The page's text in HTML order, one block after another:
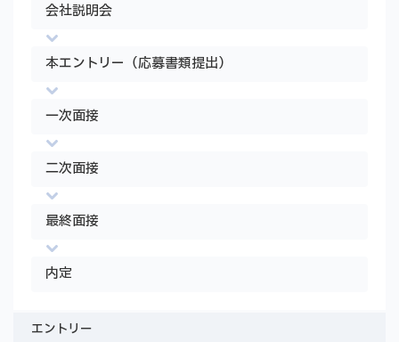
会社説明会
本エントリー（応募書類提出）
一次面接
二次面接
最終面接
内定
エントリー